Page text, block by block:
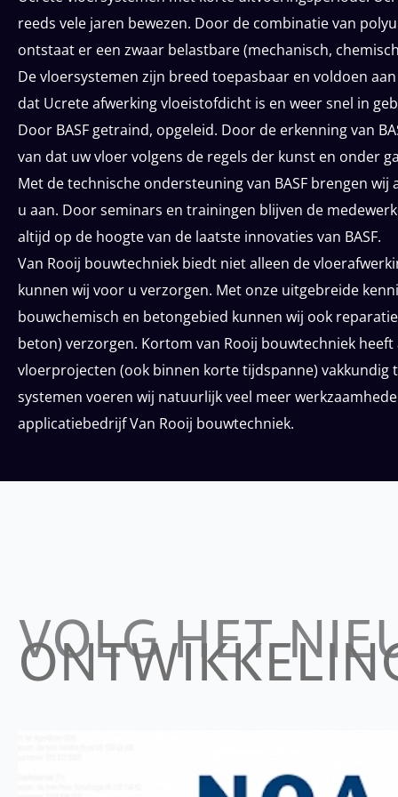
reeds vele jaren bewezen. Door de combinatie van
ontstaat er een zwaar belastbare (mechanisch,
De vloersystemen zijn breed toepasbaar en voldoen
dat Ucrete afwerking vloeistofdicht is en weer snel in
Door BASF getraind, opgeleid. Door de erkenning van
van dat uw vloer volgens de regels der kunst en onder
Met de technische ondersteuning van BASF brengen
u aan. Door seminars en trainingen blijven de
altijd op de hoogte van de laatste innovaties van BASF.
Van Rooij bouwtechniek biedt niet alleen de
kunnen wij voor u verzorgen. Met onze uitgebreide
bouwchemisch en betongebied kunnen wij ook
beton) verzorgen. Kortom van Rooij bouwtechniek
vloerprojecten (ook binnen korte tijdspanne) vakkundig
systemen voeren wij natuurlijk veel meer
applicatiebedrijf Van Rooij bouwtechniek.
VOLG HET